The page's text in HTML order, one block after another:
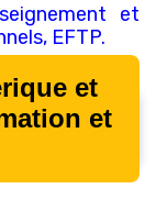
et
EFTP.
et
et